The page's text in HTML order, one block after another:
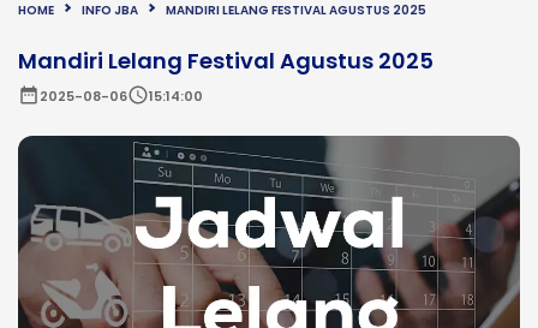
HOME INFO JBA MANDIRI LELANG FESTIVAL AGUSTUS 2025
Mandiri Lelang Festival Agustus 2025
date_range2025-08-06schedule15:14:00